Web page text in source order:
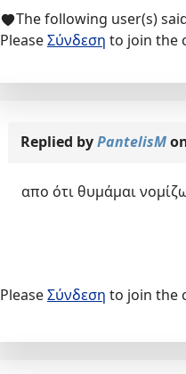
The following user(s)
PleaseΣύνδεση to join the
Replied byPantelisM
απο ότι θυμάμαι
PleaseΣύνδεση to join the